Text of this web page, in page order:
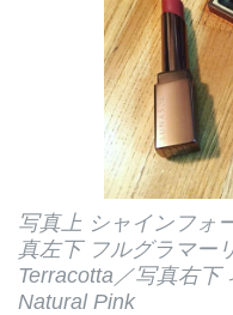
写真上 シャインフォ
真左下 フルグラマー
Terracotta／写真右下
Natural Pink